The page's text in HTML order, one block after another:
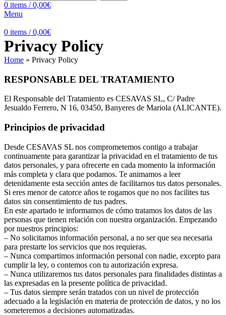
0 items / 0,00€
Menu
0 items / 0,00€
Privacy Policy
Home » Privacy Policy
RESPONSABLE DEL TRATAMIENTO
El Responsable del Tratamiento es CESAVAS SL, C/ Padre
Jesualdo Ferrero, N 16, 03450, Banyeres de Mariola (ALICANTE).
Principios de privacidad
Desde CESAVAS SL nos comprometemos contigo a trabajar
continuamente para garantizar la privacidad en el tratamiento de tus
datos personales, y para ofrecerte en cada momento la información
más completa y clara que podamos. Te animamos a leer
detenidamente esta sección antes de facilitarnos tus datos personales.
Si eres menor de catorce años te rogamos que no nos facilites tus
datos sin consentimiento de tus padres.
En este apartado te informamos de cómo tratamos los datos de las
personas que tienen relación con nuestra organización. Empezando
por nuestros principios:
– No solicitamos información personal, a no ser que sea necesaria
para prestarte los servicios que nos requieras.
– Nunca compartimos información personal con nadie, excepto para
cumplir la ley, o contemos con tu autorización expresa.
– Nunca utilizaremos tus datos personales para finalidades distintas a
las expresadas en la presente política de privacidad.
– Tus datos siempre serán tratados con un nivel de protección
adecuado a la legislación en materia de protección de datos, y no los
someteremos a decisiones automatizadas.